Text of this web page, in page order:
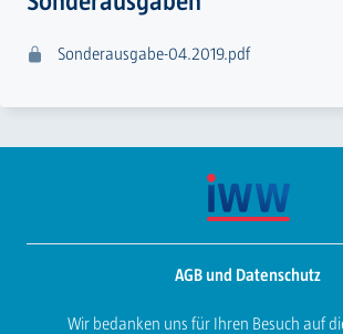
Sonderausgabe-04.2019.pdf
AGB und Datenschutz
Wir bedanken uns für Ihren Besuch auf